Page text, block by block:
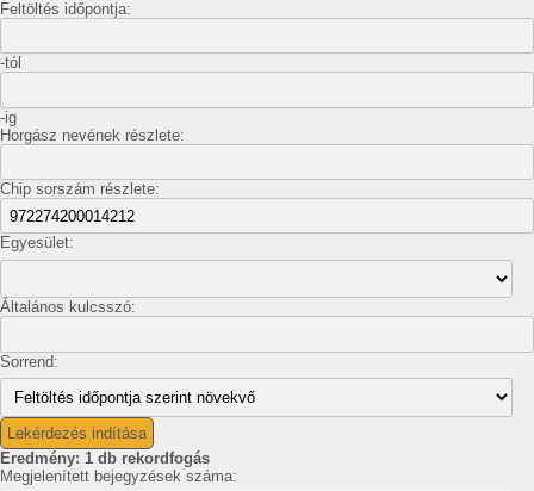
Feltöltés időpontja:
-tól
-ig
Horgász nevének részlete:
Chip sorszám részlete:
Egyesület:
Általános kulcsszó:
Sorrend:
Lekérdezés indítása
Eredmény: 1 db rekordfogás
Megjelenített bejegyzések száma: